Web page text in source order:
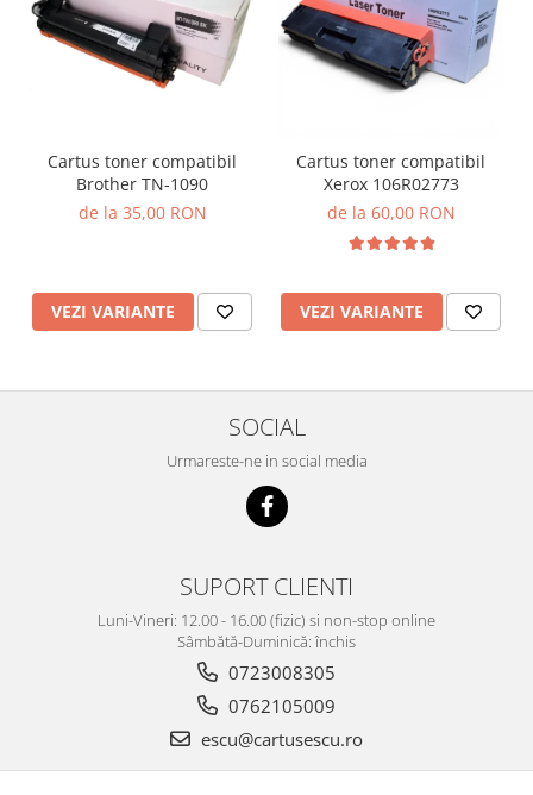
Cartus toner compatibil
Brother TN-1090
de la 35,00 RON
VEZI VARIANTE
Cartus toner compatibil
Xerox 106R02773
de la 60,00 RON
VEZI VARIANTE
SOCIAL
Urmareste-ne in social media
SUPORT CLIENTI
Luni-Vineri: 12.00 - 16.00 (fizic) si non-stop online
Sâmbătă-Duminică: închis
0723008305
0762105009
escu@cartusescu.ro